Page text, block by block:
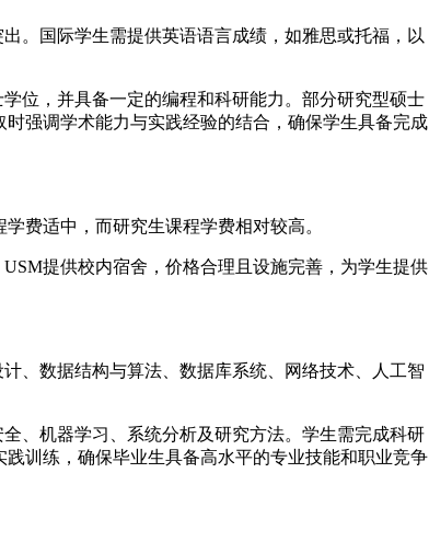
国际学生需提供英语语言成绩，如雅思或托福，以
，并具备一定的编程和科研能力。部分研究型硕士
强调学术能力与实践经验的结合，确保学生具备完成
费适中，而研究生课程学费相对较高。
提供校内宿舍，价格合理且设施完善，为学生提供
数据结构与算法、数据库系统、网络技术、人工智
机器学习、系统分析及研究方法。学生需完成科研
训练，确保毕业生具备高水平的专业技能和职业竞争